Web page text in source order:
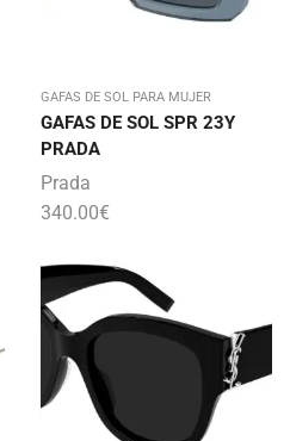
GAFAS DE SOL PARA MUJER
GAFAS DE SOL SPR 23Y
PRADA
Prada
340.00€